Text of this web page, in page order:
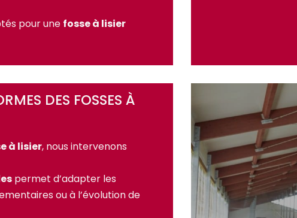
pour une fosse à lisier
DES FOSSES À
à lisier, nous intervenons
permet d’adapter les
ou à l’évolution de